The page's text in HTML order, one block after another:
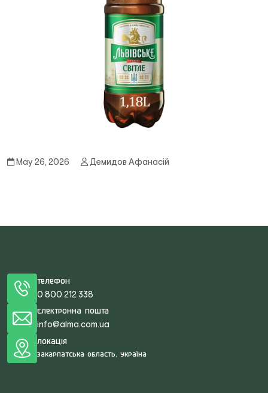
May 26, 2026 Демидов Афанасій
Телефон
0 800 212 338
Електронна пошта
info@alma.com.ua
Локація
Закарпатська область, Україна